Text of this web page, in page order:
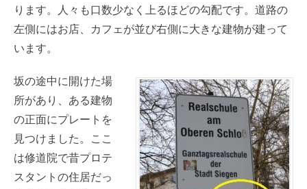
ります。人々も口数少なく上るほどの勾配です。道路の
左側にはお店、カフェが並び右側に大きな建物が建って
います。
坂の途中に開けた場
所があり、ある建物
の正面にプレートを
見つけました。ここ
は修道院で昔プロテ
スタントの住居だっ